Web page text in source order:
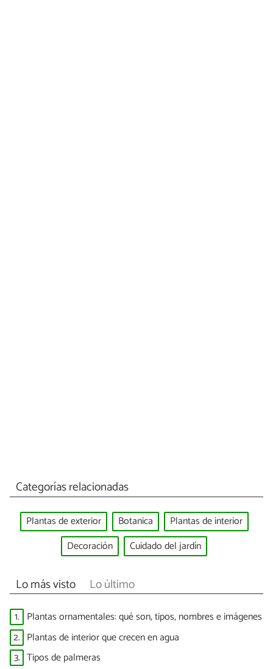
Categorías relacionadas
Plantas de exterior Botanica
Plantas de interior
Decoración
Cuidado del jardín
Lo más visto Lo último
1. Plantas ornamentales: qué son, tipos, nombres e imágenes
2. Plantas de interior que crecen en agua
3. Tipos de palmeras